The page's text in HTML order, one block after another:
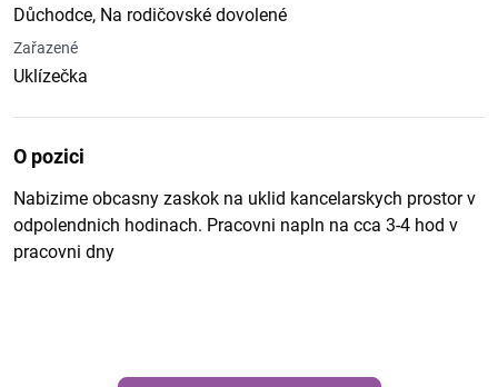
Důchodce, Na rodičovské dovolené
Zařazené
Uklízečka
O pozici
Nabizime obcasny zaskok na uklid kancelarskych prostor v
odpolendnich hodinach. Pracovni napln na cca 3-4 hod v
pracovni dny